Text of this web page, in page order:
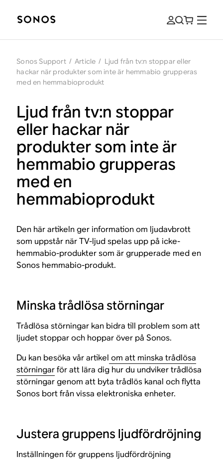
Sonos Support / Article / Ljud från tv:n stoppar eller
hackar när produkter som inte är hemmabio grupperas
med en hemmabioprodukt
Ljud från tv:n stoppar
eller hackar när
produkter som inte är
hemmabio grupperas
med en
hemmabioprodukt
Den här artikeln ger information om ljudavbrott
som uppstår när TV-ljud spelas upp på icke-
hemmabio-produkter som är grupperade med en
Sonos hemmabio-produkt.
Minska trådlösa störningar
Trådlösa störningar kan bidra till problem som att
ljudet stoppar och hoppar över på Sonos.
Du kan besöka vår artikel om att minska trådlösa
störningarför att lära dig hur du undviker trådlösa
störningar genom att byta trådlös kanal och flytta
Sonos bort från vissa elektroniska enheter.
Justera gruppens ljudfördröjning
Inställningen för gruppens ljudfördröjning